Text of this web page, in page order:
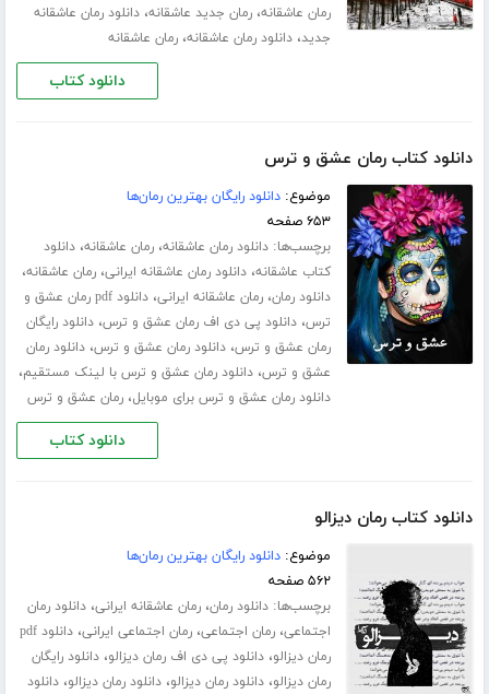
رمان عاشقانه،رمان جدید عاشقانه،دانلود رمان عاشقانه
جدید،دانلود رمان عاشقانه،رمان عاشقانه
دانلود کتاب
دانلود کتاب رمان عشق و ترس
موضوع:دانلود رایگان بهترین رمان‌ها
۶۵۳ صفحه
برچسب‌ها:دانلود رمان عاشقانه،رمان عاشقانه،دانلود
کتاب عاشقانه،دانلود رمان عاشقانه ایرانی،رمان عاشقانه،
دانلود رمان،رمان عاشقانه ایرانی،
دانلود pdf رمان عشق و
ترس،دانلود پی دی اف رمان عشق و ترس،دانلود رایگان
رمان عشق و ترس،دانلود رمان عشق و ترس،دانلود رمان
عشق و ترس،دانلود رمان عشق و ترس با لینک مستقیم،
دانلود رمان عشق و ترس برای موبایل،رمان عشق و ترس
دانلود کتاب
دانلود کتاب رمان دیزالو
موضوع:دانلود رایگان بهترین رمان‌ها
۵۶۲ صفحه
برچسب‌ها:دانلود رمان،رمان عاشقانه ایرانی،دانلود رمان
اجتماعی،رمان اجتماعی،رمان اجتماعی ایرانی،
دانلود pdf
رمان دیزالو،دانلود پی دی اف رمان دیزالو،دانلود رایگان
رمان دیزالو،دانلود رمان دیزالو،دانلود رمان دیزالو،دانلود